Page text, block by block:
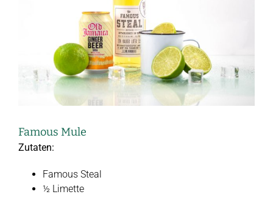
Famous Mule
Zutaten:
Famous Steal
½ Limette